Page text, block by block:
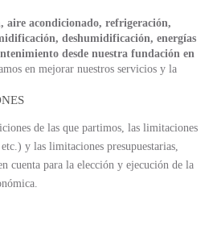
aire acondicionado, refrigeración,
deshumidificación, energías
desde nuestra fundación en
en mejorar nuestros servicios y la
de las que partimos, las limitaciones
y las limitaciones presupuestarias,
cuenta para la elección y ejecución de la